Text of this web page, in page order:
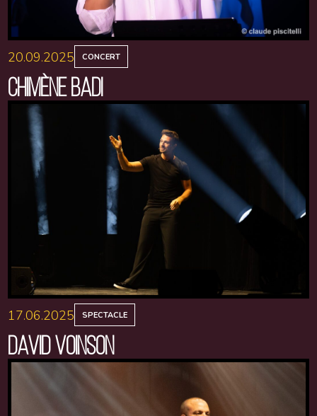
20.09.2025 CONCERT
CHIMÈNE BADI
17.06.2025 SPECTACLE
DAVID VOINSON